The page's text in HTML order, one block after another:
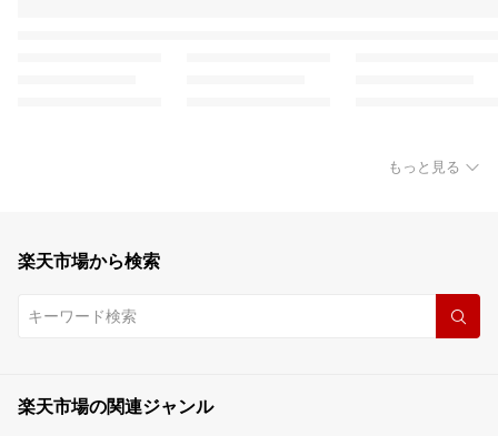
もっと見る
楽天市場から検索
楽天市場の関連ジャンル